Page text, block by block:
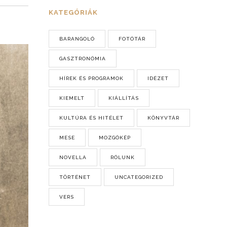
KATEGÓRIÁK
BARANGOLÓ FOTÓTÁR
GASZTRONÓMIA
HÍREK ÉS PROGRAMOK IDÉZET
KIEMELT KIÁLLÍTÁS
KULTÚRA ÉS HITÉLET KÖNYVTÁR
MESE MOZGÓKÉP
NOVELLA RÓLUNK
TÖRTÉNET UNCATEGORIZED
VERS